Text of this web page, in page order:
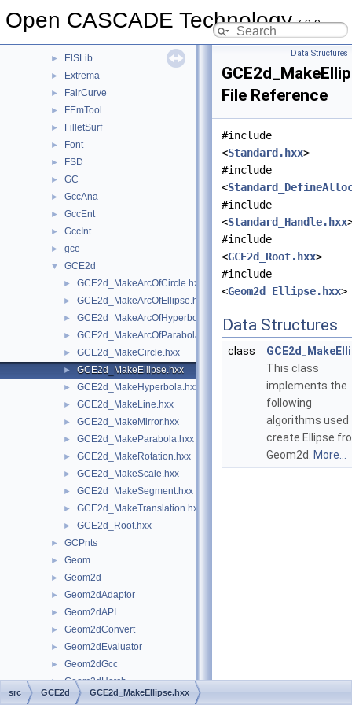
Open CASCADE Technology7.9.0
DsgPrs
► ElSLib
► Extrema
► FairCurve
► FEmTool
► FilletSurf
► Font
► FSD
► GC
► GccAna
► GccEnt
► GccInt
► gce
▼ GCE2d
► GCE2d_MakeArcOfCircle.hxx
► GCE2d_MakeArcOfEllipse.hxx
► GCE2d_MakeArcOfHyperbola.hxx
► GCE2d_MakeArcOfParabola.hxx
► GCE2d_MakeCircle.hxx
► GCE2d_MakeEllipse.hxx
► GCE2d_MakeHyperbola.hxx
► GCE2d_MakeLine.hxx
► GCE2d_MakeMirror.hxx
► GCE2d_MakeParabola.hxx
► GCE2d_MakeRotation.hxx
► GCE2d_MakeScale.hxx
► GCE2d_MakeSegment.hxx
► GCE2d_MakeTranslation.hxx
► GCE2d_Root.hxx
► GCPnts
► Geom
► Geom2d
► Geom2dAdaptor
► Geom2dAPI
► Geom2dConvert
► Geom2dEvaluator
► Geom2dGcc
► Geom2dHatch
► Geom2dInt
Data Structures
File Reference
#include
<Standard.hxx>
#include
<
#include
<Standard_Handle.hxx
#include
<GCE2d_Root.hxx>
#include
<Geom2d_Ellipse.hxx>
Data Structures
class
This class
implements the
following
algorithms used
create Ellipse
Geom2d.
More...
src GCE2d GCE2d_MakeEllipse.hxx